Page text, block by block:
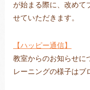
が始まる際に、改めて
せていただきます。
【ハッピー通信】
教室からのお知らせに
レーニングの様子はブ